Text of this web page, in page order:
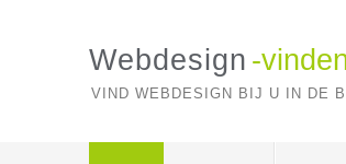
Webdesign -
VIND WEBDESIGN BIJ U IN DE